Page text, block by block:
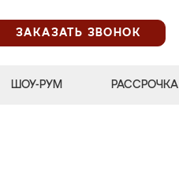
ЗАКАЗАТЬ ЗВОНОК
ШОУ-РУМ РАССРОЧКА